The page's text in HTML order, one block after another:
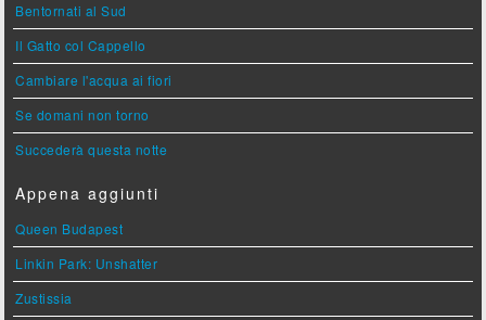
Bentornati al Sud
Il Gatto col Cappello
Cambiare l'acqua ai fiori
Se domani non torno
Succederà questa notte
Appena aggiunti
Queen Budapest
Linkin Park: Unshatter
Zustissia